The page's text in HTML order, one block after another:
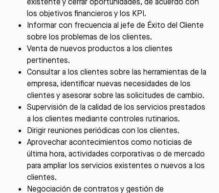
los objetivos financieros y los KPI.
Informar con frecuencia al jefe de Éxito del Cliente
sobre los problemas de los clientes.
Venta de nuevos productos a los clientes
pertinentes.
Consultar a los clientes sobre las herramientas de la
empresa, identificar nuevas necesidades de los
clientes y asesorar sobre las solicitudes de cambio.
Supervisión de la calidad de los servicios prestados
a los clientes mediante controles rutinarios.
Dirigir reuniones periódicas con los clientes.
Aprovechar acontecimientos como noticias de
última hora, actividades corporativas o de mercado
para ampliar los servicios existentes o nuevos a los
clientes.
Negociación de contratos y gestión de